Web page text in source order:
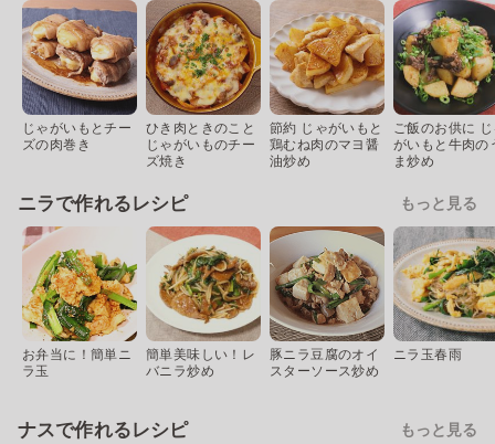
じゃがいもとチー
ズの肉巻き
ひき肉ときのこと
じゃがいものチー
ズ焼き
節約 じゃがいもと
鶏むね肉のマヨ醤
油炒め
ご飯のお供に
がいもと牛肉の
ま炒め
ニラで作れるレシピ もっと見る
お弁当に！簡単ニ
ラ玉
簡単美味しい！レ
バニラ炒め
豚ニラ豆腐のオイ
スターソース炒め
ニラ玉春雨
ナスで作れるレシピ もっと見る